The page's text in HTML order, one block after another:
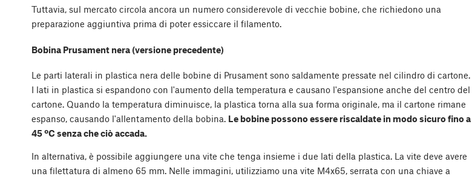
Tuttavia, sul mercato circola ancora un numero considerevole di vecchie bobine, che richiedono una
preparazione aggiuntiva prima di poter essiccare il filamento.
Bobina Prusament nera (versione precedente)
Le parti laterali in plastica nera delle bobine di Prusament sono saldamente pressate nel cilindro di cartone.
I lati in plastica si espandono con l'aumento della temperatura e causano l'espansione anche del centro del
cartone. Quando la temperatura diminuisce, la plastica torna alla sua forma originale, ma il cartone rimane
espanso, causando l'allentamento della bobina. Le bobine possono essere riscaldate in modo sicuro fino a
45 ºC senza che ciò accada.
In alternativa, è possibile aggiungere una vite che tenga insieme i due lati della plastica. La vite deve avere
una filettatura di almeno 65 mm. Nelle immagini, utilizziamo una vite M4x65, serrata con una chiave a